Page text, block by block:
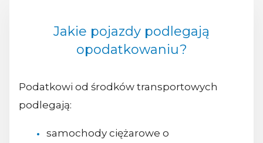
Jakie pojazdy podlegają
opodatkowaniu?
Podatkowi od środków transportowych
podlegają:
samochody ciężarowe o